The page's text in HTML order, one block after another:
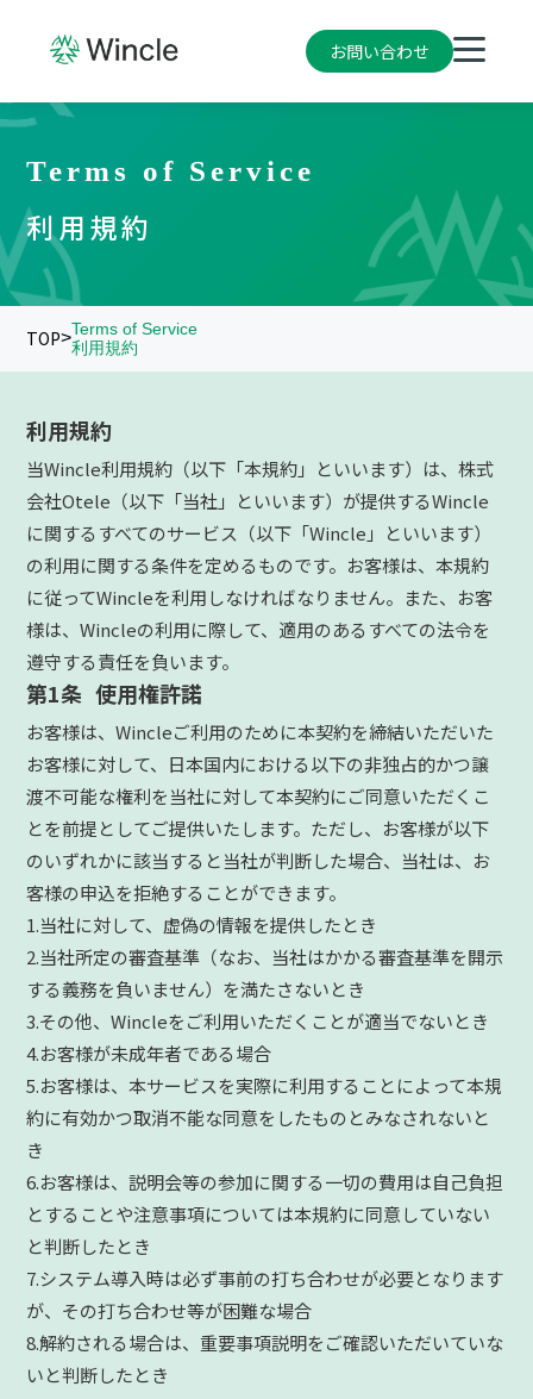
お問い合わせ
Terms of Service
利用規約
TOP>Terms of Service
利用規約
利用規約
当Wincle利用規約（以下「本規約」といいます）は、株式
会社Otele（以下「当社」といいます）が提供するWincle
に関するすべてのサービス（以下「Wincle」といいます）
の利用に関する条件を定めるものです。お客様は、本規約
に従ってWincleを利用しなければなりません。また、お客
様は、Wincleの利用に際して、適用のあるすべての法令を
遵守する責任を負います。
第1条 使用権許諾
お客様は、Wincleご利用のために本契約を締結いただいた
お客様に対して、日本国内における以下の非独占的かつ譲
渡不可能な権利を当社に対して本契約にご同意いただくこ
とを前提としてご提供いたします。ただし、お客様が以下
のいずれかに該当すると当社が判断した場合、当社は、お
客様の申込を拒絶することができます。
1.当社に対して、虚偽の情報を提供したとき
2.当社所定の審査基準（なお、当社はかかる審査基準を開示
する義務を負いません）を満たさないとき
3.その他、Wincleをご利用いただくことが適当でないとき
4.お客様が未成年者である場合
5.お客様は、本サービスを実際に利用することによって本規
約に有効かつ取消不能な同意をしたものとみなされないと
き
6.お客様は、説明会等の参加に関する一切の費用は自己負担
とすることや注意事項については本規約に同意していない
と判断したとき
7.システム導入時は必ず事前の打ち合わせが必要となります
が、その打ち合わせ等が困難な場合
8.解約される場合は、重要事項説明をご確認いただいていな
いと判断したとき